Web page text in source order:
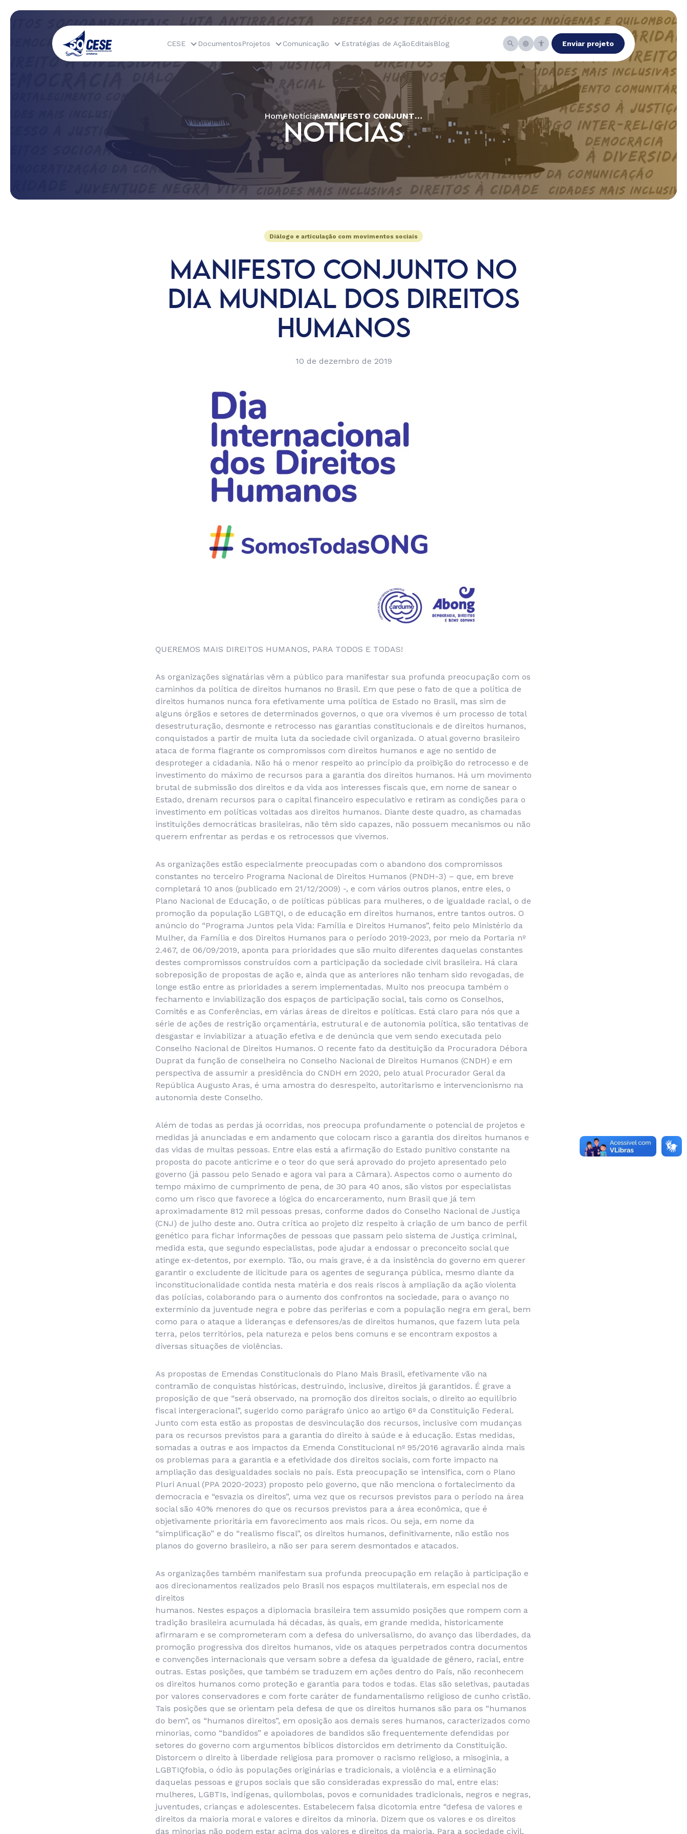
CESE DocumentosProjetos Comunicação Estratégias de AçãoEditaisBlog Enviar projeto
HomeNotícias MANIFESTO CONJUNTO NO DIA MUNDIAL DOS DIREITOS HUMANOS
NOTÍCIAS
Diálogo e articulação com movimentos sociais
MANIFESTO CONJUNTO NO
DIA MUNDIAL DOS DIREITOS
HUMANOS
10 de dezembro de 2019
QUEREMOS MAIS DIREITOS HUMANOS, PARA TODOS E TODAS!
As organizações signatárias vêm a público para manifestar sua profunda preocupação com os
caminhos da política de direitos humanos no Brasil. Em que pese o fato de que a política de
direitos humanos nunca fora efetivamente uma política de Estado no Brasil, mas sim de
alguns órgãos e setores de determinados governos, o que ora vivemos é um processo de total
desestruturação, desmonte e retrocesso nas garantias constitucionais e de direitos humanos,
conquistados a partir de muita luta da sociedade civil organizada. O atual governo brasileiro
ataca de forma flagrante os compromissos com direitos humanos e age no sentido de
desproteger a cidadania. Não há o menor respeito ao princípio da proibição do retrocesso e de
investimento do máximo de recursos para a garantia dos direitos humanos. Há um movimento
brutal de submissão dos direitos e da vida aos interesses fiscais que, em nome de sanear o
Estado, drenam recursos para o capital financeiro especulativo e retiram as condições para o
investimento em políticas voltadas aos direitos humanos. Diante deste quadro, as chamadas
instituições democráticas brasileiras, não têm sido capazes, não possuem mecanismos ou não
querem enfrentar as perdas e os retrocessos que vivemos.
As organizações estão especialmente preocupadas com o abandono dos compromissos
constantes no terceiro Programa Nacional de Direitos Humanos (PNDH-3) – que, em breve
completará 10 anos (publicado em 21/12/2009) -, e com vários outros planos, entre eles, o
Plano Nacional de Educação, o de políticas públicas para mulheres, o de igualdade racial, o de
promoção da população LGBTQI, o de educação em direitos humanos, entre tantos outros. O
anúncio do “Programa Juntos pela Vida: Família e Direitos Humanos”, feito pelo Ministério da
Mulher, da Família e dos Direitos Humanos para o período 2019-2023, por meio da Portaria nº
2.467, de 06/09/2019, aponta para prioridades que são muito diferentes daquelas constantes
destes compromissos construídos com a participação da sociedade civil brasileira. Há clara
sobreposição de propostas de ação e, ainda que as anteriores não tenham sido revogadas, de
longe estão entre as prioridades a serem implementadas. Muito nos preocupa também o
fechamento e inviabilização dos espaços de participação social, tais como os Conselhos,
Comitês e as Conferências, em várias áreas de direitos e políticas. Está claro para nós que a
série de ações de restrição orçamentária, estrutural e de autonomia política, são tentativas de
desgastar e inviabilizar a atuação efetiva e de denúncia que vem sendo executada pelo
Conselho Nacional de Direitos Humanos. O recente fato da destituição da Procuradora Débora
Duprat da função de conselheira no Conselho Nacional de Direitos Humanos (CNDH) e em
perspectiva de assumir a presidência do CNDH em 2020, pelo atual Procurador Geral da
República Augusto Aras, é uma amostra do desrespeito, autoritarismo e intervencionismo na
autonomia deste Conselho.
Além de todas as perdas já ocorridas, nos preocupa profundamente o potencial de projetos e
medidas já anunciadas e em andamento que colocam risco a garantia dos direitos humanos e
das vidas de muitas pessoas. Entre elas está a afirmação do Estado punitivo constante na
proposta do pacote anticrime e o teor do que será aprovado do projeto apresentado pelo
governo (já passou pelo Senado e agora vai para a Câmara). Aspectos como o aumento do
tempo máximo de cumprimento de pena, de 30 para 40 anos, são vistos por especialistas
como um risco que favorece a lógica do encarceramento, num Brasil que já tem
aproximadamente 812 mil pessoas presas, conforme dados do Conselho Nacional de Justiça
(CNJ) de julho deste ano. Outra crítica ao projeto diz respeito à criação de um banco de perfil
genético para fichar informações de pessoas que passam pelo sistema de Justiça criminal,
medida esta, que segundo especialistas, pode ajudar a endossar o preconceito social que
atinge ex-detentos, por exemplo. Tão, ou mais grave, é a da insistência do governo em querer
garantir o excludente de ilicitude para os agentes de segurança pública, mesmo diante da
inconstitucionalidade contida nesta matéria e dos reais riscos à ampliação da ação violenta
das polícias, colaborando para o aumento dos confrontos na sociedade, para o avanço no
extermínio da juventude negra e pobre das periferias e com a população negra em geral, bem
como para o ataque a lideranças e defensores/as de direitos humanos, que fazem luta pela
terra, pelos territórios, pela natureza e pelos bens comuns e se encontram expostos a
diversas situações de violências.
As propostas de Emendas Constitucionais do Plano Mais Brasil, efetivamente vão na
contramão de conquistas históricas, destruindo, inclusive, direitos já garantidos. É grave a
proposição de que “será observado, na promoção dos direitos sociais, o direito ao equilíbrio
fiscal intergeracional”, sugerido como parágrafo único ao artigo 6º da Constituição Federal.
Junto com esta estão as propostas de desvinculação dos recursos, inclusive com mudanças
para os recursos previstos para a garantia do direito à saúde e à educação. Estas medidas,
somadas a outras e aos impactos da Emenda Constitucional nº 95/2016 agravarão ainda mais
os problemas para a garantia e a efetividade dos direitos sociais, com forte impacto na
ampliação das desigualdades sociais no país. Esta preocupação se intensifica, com o Plano
Pluri Anual (PPA 2020-2023) proposto pelo governo, que não menciona o fortalecimento da
democracia e “esvazia os direitos”, uma vez que os recursos previstos para o período na área
social são 40% menores do que os recursos previstos para a área econômica, que é
objetivamente prioritária em favorecimento aos mais ricos. Ou seja, em nome da
“simplificação” e do “realismo fiscal”, os direitos humanos, definitivamente, não estão nos
planos do governo brasileiro, a não ser para serem desmontados e atacados.
As organizações também manifestam sua profunda preocupação em relação à participação e
aos direcionamentos realizados pelo Brasil nos espaços multilaterais, em especial nos de
direitos
humanos. Nestes espaços a diplomacia brasileira tem assumido posições que rompem com a
tradição brasileira acumulada há décadas, às quais, em grande medida, historicamente
afirmaram e se comprometeram com a defesa do universalismo, do avanço das liberdades, da
promoção progressiva dos direitos humanos, vide os ataques perpetrados contra documentos
e convenções internacionais que versam sobre a defesa da igualdade de gênero, racial, entre
outras. Estas posições, que também se traduzem em ações dentro do País, não reconhecem
os direitos humanos como proteção e garantia para todos e todas. Elas são seletivas, pautadas
por valores conservadores e com forte caráter de fundamentalismo religioso de cunho cristão.
Tais posições que se orientam pela defesa de que os direitos humanos são para os “humanos
do bem”, os “humanos direitos”, em oposição aos demais seres humanos, caracterizados como
minorias, como “bandidos” e apoiadores de bandidos são frequentemente defendidas por
setores do governo com argumentos bíblicos distorcidos em detrimento da Constituição.
Distorcem o direito à liberdade religiosa para promover o racismo religioso, a misoginia, a
LGBTIQfobia, o ódio às populações originárias e tradicionais, a violência e a eliminação
daquelas pessoas e grupos sociais que são consideradas expressão do mal, entre elas:
mulheres, LGBTIs, indígenas, quilombolas, povos e comunidades tradicionais, negros e negras,
juventudes, crianças e adolescentes. Estabelecem falsa dicotomia entre “defesa de valores e
direitos da maioria moral e valores e direitos da minoria. Dizem que os valores e os direitos
das minorias não podem estar acima dos valores e direitos da maioria. Para a sociedade civil,